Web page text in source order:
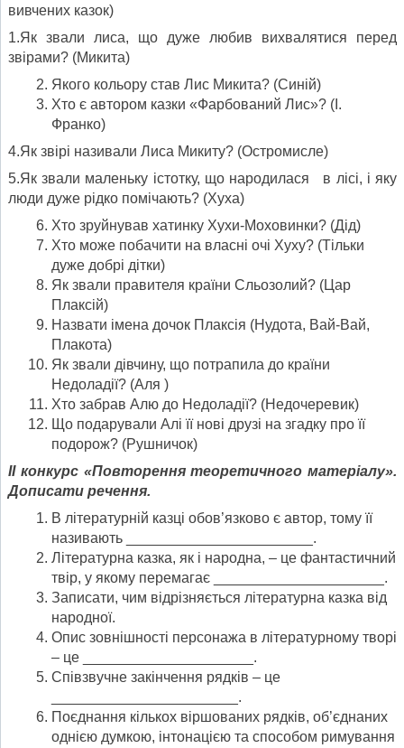
вивчених казок)
1.Як звали лиса, що дуже любив вихвалятися перед
звірами? (Микита)
Якого кольору став Лис Микита? (Синій)
Хто є автором казки «Фарбований Лис»? (І.
Франко)
4.Як звірі називали Лиса Микиту? (Остромисле)
5.Як звали маленьку істотку, що народилася в лісі, і яку
люди дуже рідко помічають? (Хуха)
Хто зруйнував хатинку Хухи-Моховинки? (Дід)
Хто може побачити на власні очі Хуху? (Тільки
дуже добрі дітки)
Як звали правителя країни Сльозолий? (Цар
Плаксій)
Назвати імена дочок Плаксія (Нудота, Вай-Вай,
Плакота)
Як звали дівчину, що потрапила до країни
Недоладії? (Аля )
Хто забрав Алю до Недоладії? (Недочеревик)
Що подарували Алі її нові друзі на згадку про її
подорож? (Рушничок)
ІІ конкурс «Повторення теоретичного матеріалу».
Дописати речення.
В літературній казці обов’язково є автор, тому її
називають _______________________.
Літературна казка, як і народна, – це фантастичний
твір, у якому перемагає _____________________.
Записати, чим відрізняється літературна казка від
народної.
Опис зовнішності персонажа в літературному творі
– це _____________________.
Співзвучне закінчення рядків – це
_______________________.
Поєднання кількох віршованих рядків, об’єднаних
однією думкою, інтонацією та способом римування